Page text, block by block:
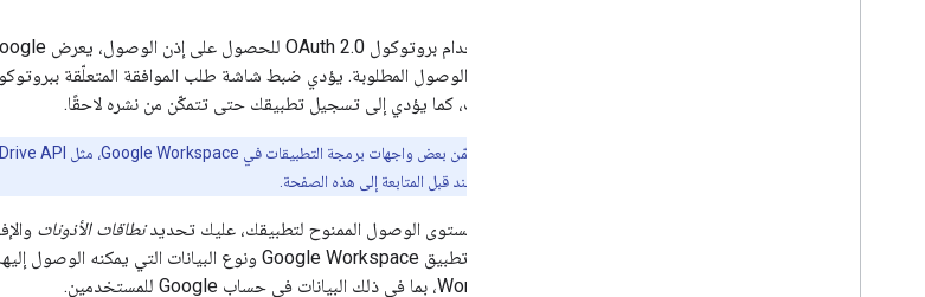
التطبيقات، كما يؤدي إلى تسجيل تطبيقك حتى تتمكّن من نشره لاحقًا.
من قراءة هذا المستند قبل المتابعة إلى هذه الصفحة.
لتحديد مستوى الوصول الممنوح لتطبيقك، عليك تحديدنطاقات الأذونات
Workspace، بما في ذلك البيانات في حساب Google للمستخدمين.